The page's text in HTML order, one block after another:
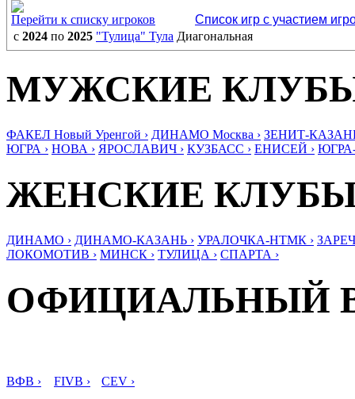
Перейти к списку игроков
Список игр с участием
с 2024 по 2025 "Тулица" Тула Диагональная
МУЖСКИЕ
ФАКЕЛ Новый Уренгой › ДИНАМО Москва › ЗЕНИТ-
ЮГРА › НОВА › ЯРОСЛАВИЧ › КУЗБАСС › ЕНИСЕЙ ›
ЖЕНСКИЕ
ДИНАМО › ДИНАМО-КАЗАНЬ › УРАЛОЧКА-НТМК ›
ЛОКОМОТИВ › МИНСК › ТУЛИЦА › СПАРТА ›
ОФИЦИАЛЬНЫЙ
ВФВ › FIVB › CEV ›